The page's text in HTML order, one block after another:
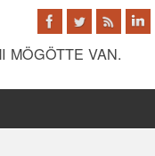
MÖGÖTTE VAN.